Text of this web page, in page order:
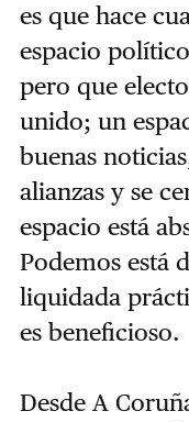
es que hace
espacio
pero que
unido; un
buenas
alianzas y se
espacio está
Podemos está
liquidada
es beneficioso.
Desde A